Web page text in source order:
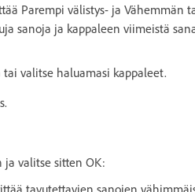
Parempi välistys- ja Vähemmän
sanoja ja kappaleen viimeistä
valitse haluamasi kappaleet.
ja valitse sitten OK: